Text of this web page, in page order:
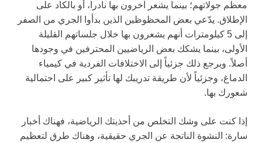
معظم جولاتهم؛ بينما يشعر آخرون بها نادراً، أو بالكاد على
الإطلاق. يدّعي بعض المحظوظين الذين بدأوا الجري من الصفر
إلى 5 كيلومترات أنهم يشعرون بها خلال جلساتهم القليلة
الأولى، بينما يشكك بعض الرياضيين المحترفين في وجودها
أصلاً. ويرجع ذلك جزئياً إلى الاختلافات الفردية في كيمياء
الدماغ، وجزئياً لأن طريقة تدريبك لها تأثير كبير على احتمالية
شعورك بها.
إذا كنت على وشك التخلص من أحذيتك الرياضية، فهناك أخبار
سارة: النشوة الناتجة عن الجري حقيقية، وهناك طرق لتعظيم